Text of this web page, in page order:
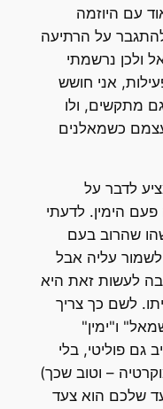
עם היוזמה
על הרתיעה
ולכן נרשמתי
אני חושש
מתקשים, ולו
כשמאלנים
לדבר על
הימין. לדעתי
שהרוב בעם
עליה אבל
לעשות זאת היא
לשם כך צריך
ו"ימין"
גם פוליטי, בלי
– וטוב שכך)
שלכם הוא צעד